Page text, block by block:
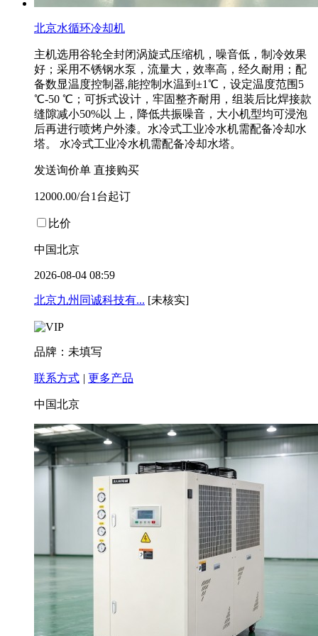
北京水循环冷却机
主机选用谷轮全封闭涡旋式压缩机，噪音低，制冷效果
好；采用不锈钢水泵，流量大，效率高，经久耐用；配
备数显温度控制器,能控制水温到±1℃，设定温度范围5
℃-50 ℃；可拆式设计，牢固整齐耐用，组装后比焊接款
缝隙减小50%以 上，降低共振噪音，大小机型均可浸泡
后再进行喷烤户外漆。水冷式工业冷水机需配备冷却水
塔。 水冷式工业冷水机需配备冷却水塔。
发送询价单 直接购买
12000.00/台1台起订
比价
中国北京
2026-08-04 08:59
北京九州同诚科技有... [未核实]
品牌：未填写
联系方式 | 更多产品
中国北京